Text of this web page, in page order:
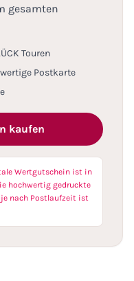
gesamten
Touren
Postkarte
kaufen
Wertgutschein ist in
hochwertig gedruckte
nach Postlaufzeit ist